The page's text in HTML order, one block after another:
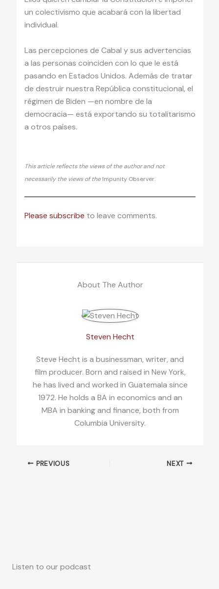
un colectivismo que acabará con la libertad
individual.
Las percepciones de Cabal y sus advertencias
a las personas coinciden con lo que le está
pasando en Estados Unidos. Además de tratar
de destruir nuestra República constitucional, el
régimen de Biden —en nombre de la
democracia— está exportando su totalitarismo
a otros países.
This article reflects the views of the author and not
necessarily the views of the Impunity Observer.
Please subscribe to leave comments.
About The Author
Steven Hecht
Steve Hecht is a businessman, writer, and
film producer. Born and raised in New York,
he has lived and worked in Guatemala since
1972. He holds a BA in economics and an
MBA in banking and finance, both from
Columbia University.
PREVIOUS NEXT
Listen to our podcast